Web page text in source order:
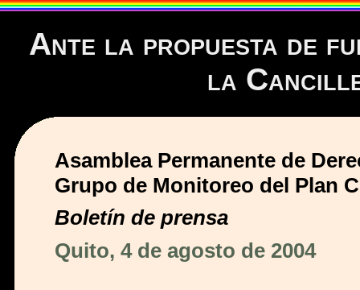
Ante la propuesta de
la
Asamblea Permanente de
Grupo de Monitoreo del Plan
Boletín de prensa
Quito, 4 de agosto de 2004